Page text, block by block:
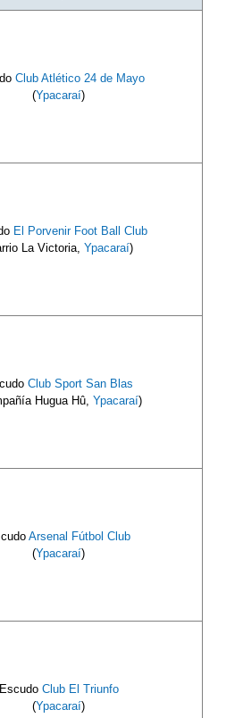
Club Atlético 24 de Mayo
(Ypacaraí)
El Porvenir Foot Ball Club
La Victoria, Ypacaraí)
Club Sport San Blas
Hugua Hû, Ypacaraí)
Arsenal Fútbol Club
(Ypacaraí)
Club El Triunfo
(Ypacaraí)